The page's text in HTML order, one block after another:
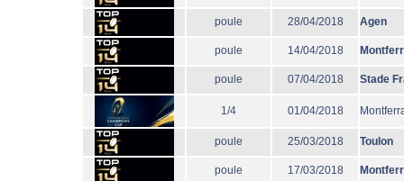
poule 28/04/2018 Agen
poule 14/04/2018
poule 07/04/2018 Stade
1/4 01/04/2018
poule 25/03/2018 Toulon
poule 17/03/2018